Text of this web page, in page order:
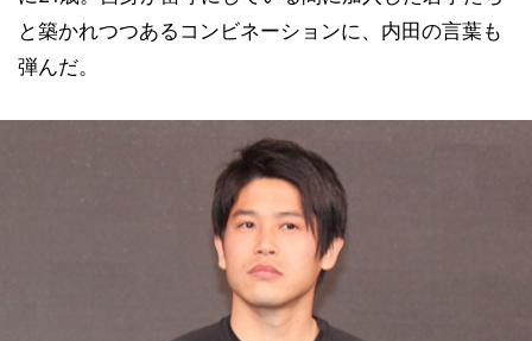
と築かれつつあるコンビネーションに、内田の言葉も
弾んだ。